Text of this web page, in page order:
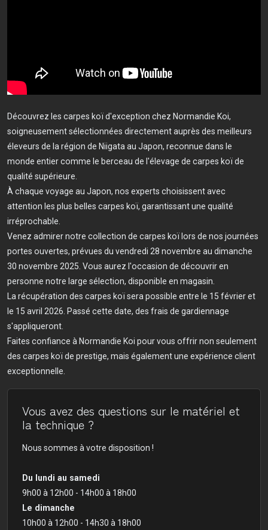
Découvrez les carpes koï d'exception chez Normandie Koi,
soigneusement sélectionnées directement auprès des meilleurs
éleveurs de la région de Niigata au Japon, reconnue dans le
monde entier comme le berceau de l'élevage de carpes koï de
qualité supérieure.
À chaque voyage au Japon, nos experts choisissent avec
attention les plus belles carpes koï, garantissant une qualité
irréprochable.
Venez admirer notre collection de carpes koï lors de nos journées
portes ouvertes, prévues du vendredi 28 novembre au dimanche
30 novembre 2025. Vous aurez l'occasion de découvrir en
personne notre large sélection, disponible en magasin.
La récupération des carpes koï sera possible entre le 15 février et
le 15 avril 2026. Passé cette date, des frais de gardiennage
s'appliqueront.
Faites confiance à Normandie Koi pour vous offrir non seulement
des carpes koï de prestige, mais également une expérience client
exceptionnelle.
Vous avez des questions sur le matériel et
la technique ?
Nous sommes à votre disposition !
Du lundi au samedi
9h00 à 12h00 - 14h00 à 18h00
Le dimanche
10h00 à 12h00 - 14h30 à 18h00